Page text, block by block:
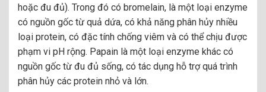
hoặc đu đủ). Trong đó có bromelain, là một loại enzyme
có nguồn gốc từ quả dứa, có khả năng phân hủy nhiều
loại protein, có đặc tính chống viêm và có thể chịu được
phạm vi pH rộng. Papain là một loại enzyme khác có
nguồn gốc từ đu đủ sống, có tác dụng hỗ trợ quá trình
phân hủy các protein nhỏ và lớn.